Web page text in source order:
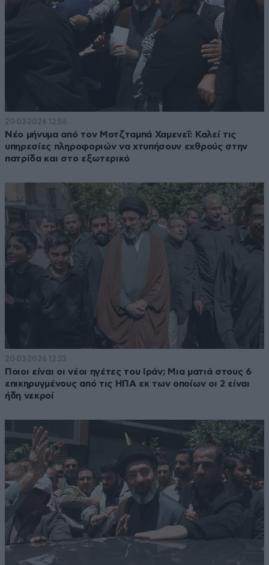
20·03·2026 12:56
Νέο μήνυμα από τον Μοτζταμπά Χαμενεΐ: Καλεί τις
υπηρεσίες πληροφοριών να χτυπήσουν εχθρούς στην
πατρίδα και στο εξωτερικό
20·03·2026 12:33
Ποιοι είναι οι νέοι ηγέτες του Ιράν; Μια ματιά στους 6
επικηρυγμένους από τις ΗΠΑ εκ των οποίων οι 2 είναι
ήδη νεκροί